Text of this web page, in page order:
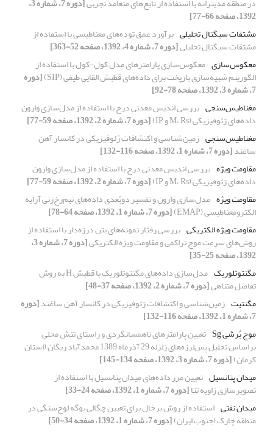
1392، صفحه 66-77]
مشتقات سیگنال تحلیلی برآورد عمق توده‌‌های مغناطیسی با استفاده از
مشتقات سیگنال تحلیلی[دوره 7، شماره 4، 1392، صفحه 52-363]
معکوس‌سازی معکوس‌سازی پارامترهای مدل کول-کول با استفاده از
الگوریتم شبیه‌سازی بازپخت برای داده‌های قطبش القایی طیفی (SIP) [دوره
7، شماره 3، 1392، صفحه 78-92]
مغناطیس‌سنجی بررسی اندیس معدنی درح با استفاده از مدل‌سازی وارون
داده‌های ژئوفیزیکی (M، Rs و IP)
[دوره 7، شماره 2، 1392، صفحه 59-77]
مغناطیس‌سنجی زمین‌شناسی و اکتشافات ژئوفیزیکی در کانسار آهن
ساغند[دوره 7، شماره 1، 1392، صفحه 116-132]
مقاومت‌ ویژه بررسی اندیس معدنی درح با استفاده از مدل‌سازی وارون
داده‌های ژئوفیزیکی (M، Rs و IP)
[دوره 7، شماره 2، 1392، صفحه 59-77]
مقاومت ویژه مدل‌سازی وارون و تفسیر دو‌بُعدی داده‌‌های نیم‌رخ‌‌زنی آرایه
الکترومغناطیسی (EMAP)
[دوره 7، شماره 1، 1392، صفحه 64-78]
مقاومت ویژه الکتریکی بررسی رفتار نمونه‌های بتن درزه‌دار با استفاده از
روش‌های سرعت موج تراکمی و مقاومت ویژه الکتریکی [دوره 7، شماره 3،
1392، صفحه 25-35]
مگنتوتلوریک
مدل‌سازی داده‌‌های مگنتوتلوریک با قطبش H به روش
تفاضل متناهی[دوره 7، شماره 2، 1392، صفحه 37-48]
مگنتیت زمین‌شناسی و اکتشافات ژئوفیزیکی در کانسار آهن ساغند[دوره
7، شماره 1، 1392، صفحه 116-132]
موج بُرشی Sg
تعیین پارامترهای ناهمسانگردی و راستای تنش محلی
براساس تحلیل پس‌لرزه‌‌‌های زلزله 29 آذرماه 1389 محمدآباد ریگان (استان
کرمان)[دوره 7، شماره 3، 1392، صفحه 134-145]
میدان پتانسیل تعیین مرز داده‌های میدان پتانسیل با استفاده از
تصویرسازی زاویه تتا[دوره 7، شماره 1، 1392، صفحه 24-33]
میدان نفتی استفاده از روش برخال‌‌ برای تعیین چگالی بوگه لوح‌سنگی در
منطقه چارک (جنوب ایران)[دوره 7، شماره 1، 1392، صفحه 34-50]